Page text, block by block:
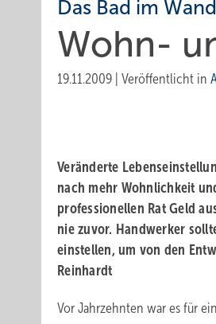
Das Bad im
Wohn-
19.11.2009 Veröffentlicht in
Veränderte
nach mehr Wohnlichkeit
professionellen Rat Geld
nie zuvor. Handwerker
einstellen, um von den
Reinhardt
Vor Jahrzehnten war es für